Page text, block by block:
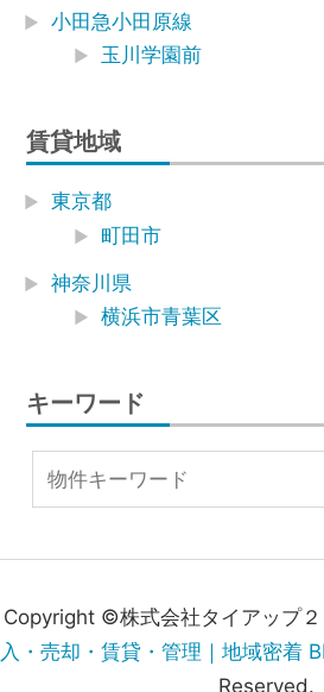
小田急小田原線
玉川学園前
賃貸地域
東京都
町田市
神奈川県
横浜市青葉区
キーワード
Copyright ©株式会社タイアップ２
入・売却・賃貸・管理｜地域密着
Reserved.